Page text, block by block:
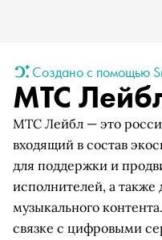
Создано с помощью
МТС
МТС Лейбл — это
входящий в состав
для поддержки и
исполнителей, а также
музыкального
связке с цифровыми